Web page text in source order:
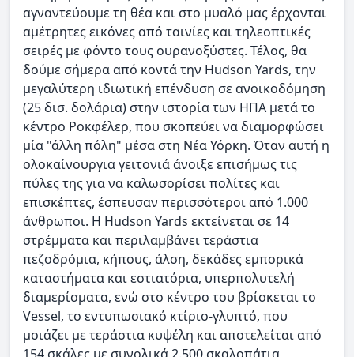
αγναντεύουμε τη θέα και στο μυαλό μας έρχονται
αμέτρητες εικόνες από ταινίες και τηλεοπτικές
σειρές με φόντο τους ουρανοξύστες. Τέλος, θα
δούμε σήμερα από κοντά την Hudson Yards, την
μεγαλύτερη ιδιωτική επένδυση σε ανοικοδόμηση
(25 δισ. δολάρια) στην ιστορία των ΗΠΑ μετά το
κέντρο Ροκφέλερ, που σκοπεύει να διαμορφώσει
μία "άλλη πόλη" μέσα στη Νέα Υόρκη. Όταν αυτή η
ολοκαίνουργια γειτονιά άνοιξε επισήμως τις
πύλες της για να καλωσορίσει πολίτες και
επισκέπτες, έσπευσαν περισσότεροι από 1.000
άνθρωποι. Η Hudson Yards εκτείνεται σε 14
στρέμματα και περιλαμβάνει τεράστια
πεζοδρόμια, κήπους, άλση, δεκάδες εμπορικά
καταστήματα και εστιατόρια, υπερπολυτελή
διαμερίσματα, ενώ στο κέντρο του βρίσκεται το
Vessel, το εντυπωσιακό κτίριο-γλυπτό, που
μοιάζει με τεράστια κυψέλη και αποτελείται από